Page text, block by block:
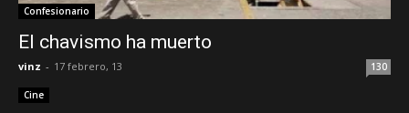
Confesionario
El chavismo ha muerto
vinz - 17 febrero, 13 130
Cine